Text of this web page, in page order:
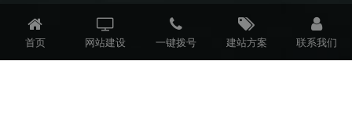
首页 网站建设 一键拨号 建站方案 联系我们